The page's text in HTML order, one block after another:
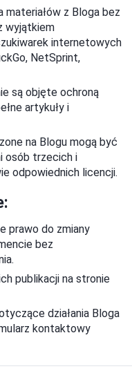
materiałów z Bloga bez
wyjątkiem
internetowych
NetSprint,
są objęte ochroną
artykuły i
na Blogu mogą być
osób trzecich i
odpowiednich licencji.
prawo do zmiany
bez
publikacji na stronie
działania Bloga
kontaktowy